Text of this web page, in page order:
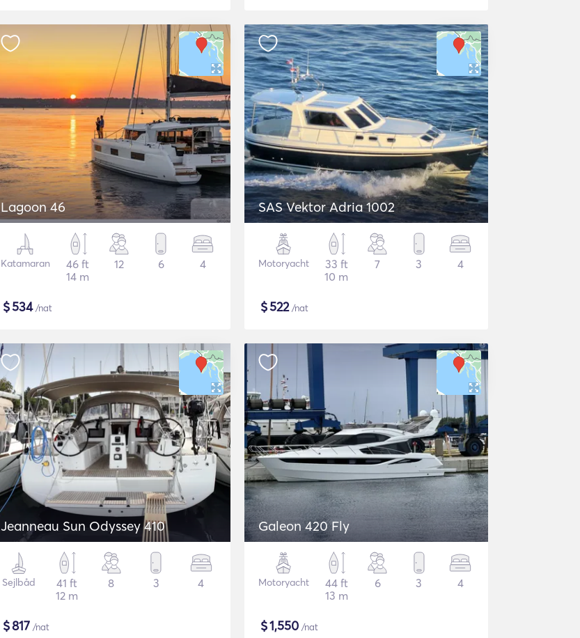
Lagoon 46
Katamaran
46 ft
14 m
12 6 4
$534/nat
SAS Vektor Adria 1002
Motoryacht
33 ft
10 m
7 3 4
$522/nat
Jeanneau Sun Odyssey 410
Sejlbåd
41 ft
12 m
8 3 4
$817 /nat
Galeon 420 Fly
Motoryacht
44 ft
13 m
6 3 4
$1,550 /nat